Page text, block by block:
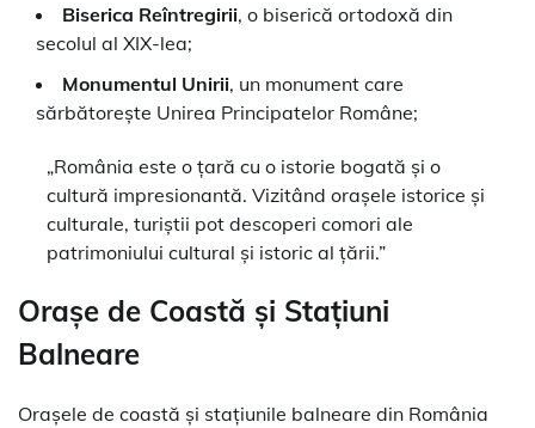
Biserica Reîntregirii, o biserică ortodoxă din
secolul al XIX-lea;
Monumentul Unirii, un monument care
sărbătorește Unirea Principatelor Române;
„România este o țară cu o istorie bogată și o
cultură impresionantă. Vizitând orașele istorice și
culturale, turiștii pot descoperi comori ale
patrimoniului cultural și istoric al țării.”
Orașe de Coastă și Stațiuni
Balneare
Orașele de coastă și stațiunile balneare din România